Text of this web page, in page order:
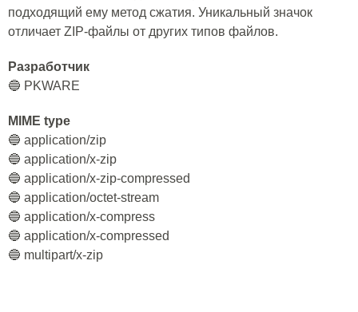
подходящий ему метод сжатия. Уникальный значок
отличает ZIP-файлы от других типов файлов.
Разработчик
🔵 PKWARE
MIME type
🔵 application/zip
🔵 application/x-zip
🔵 application/x-zip-compressed
🔵 application/octet-stream
🔵 application/x-compress
🔵 application/x-compressed
🔵 multipart/x-zip